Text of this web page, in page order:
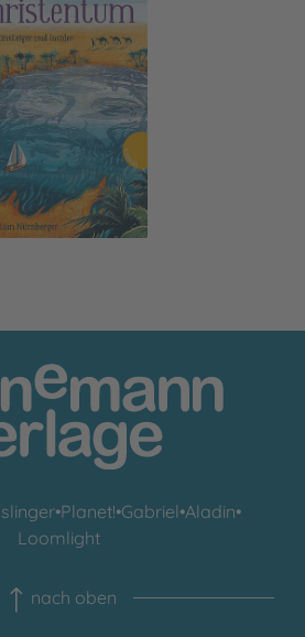
•Planet!•Gabriel•Aladin•
Loomlight
nach oben